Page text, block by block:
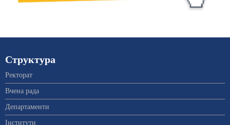
Структура
Ректорат
Вчена рада
Департаменти
Інститути